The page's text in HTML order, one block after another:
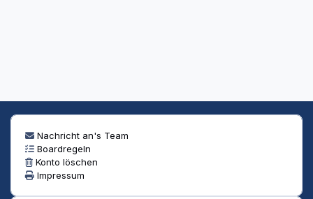
Nachricht an's Team
Boardregeln
Konto löschen
Impressum